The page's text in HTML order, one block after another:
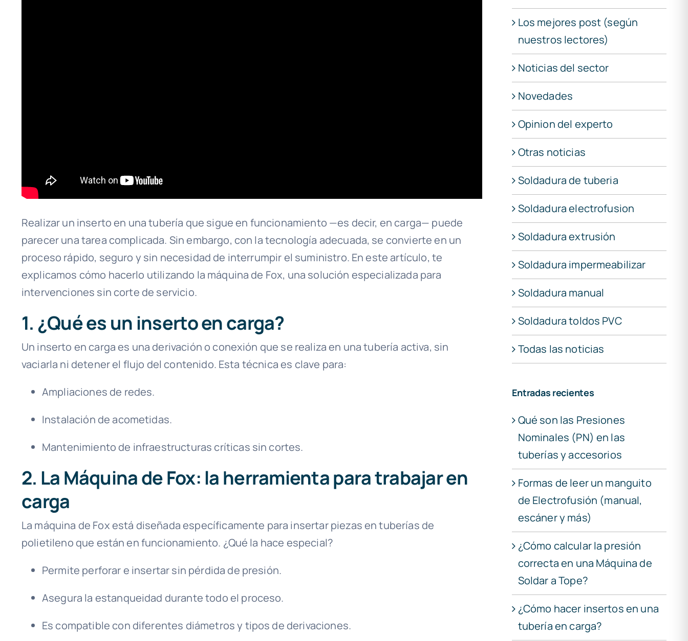
Realizar un inserto en una tubería que sigue en funcionamiento —es decir, en carga— puede
parecer una tarea complicada. Sin embargo, con la tecnología adecuada, se convierte en un
proceso rápido, seguro y sin necesidad de interrumpir el suministro. En este artículo, te
explicamos cómo hacerlo utilizando la máquina de Fox, una solución especializada para
intervenciones sin corte de servicio.
1. ¿Qué es un inserto en carga?
Un inserto en carga es una derivación o conexión que se realiza en una tubería activa, sin
vaciarla ni detener el flujo del contenido. Esta técnica es clave para:
Ampliaciones de redes.
Instalación de acometidas.
Mantenimiento de infraestructuras críticas sin cortes.
2. La Máquina de Fox: la herramienta para trabajar en
carga
La máquina de Fox está diseñada específicamente para insertar piezas en tuberías de
polietileno que están en funcionamiento. ¿Qué la hace especial?
Permite perforar e insertar sin pérdida de presión.
Asegura la estanqueidad durante todo el proceso.
Es compatible con diferentes diámetros y tipos de derivaciones.
Los mejores post (según
nuestros lectores)
Noticias del sector
Novedades
Opinion del experto
Otras noticias
Soldadura de tuberia
Soldadura electrofusion
Soldadura extrusión
Soldadura impermeabilizar
Soldadura manual
Soldadura toldos PVC
Todas las noticias
Entradas recientes
Qué son las Presiones
Nominales (PN) en las
tuberías y accesorios
Formas de leer un manguito
de Electrofusión (manual,
escáner y más)
¿Cómo calcular la presión
correcta en una Máquina de
Soldar a Tope?
¿Cómo hacer insertos en una
tubería en carga?